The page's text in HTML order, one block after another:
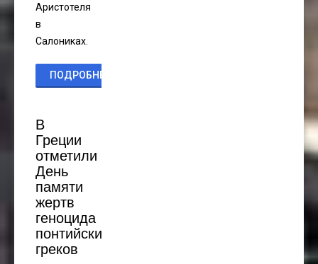
Аристотеля
в
Салониках.
ПОДРОБНЕЕ...
В
Греции
отметили
День
памяти
жертв
геноцида
понтийских
греков